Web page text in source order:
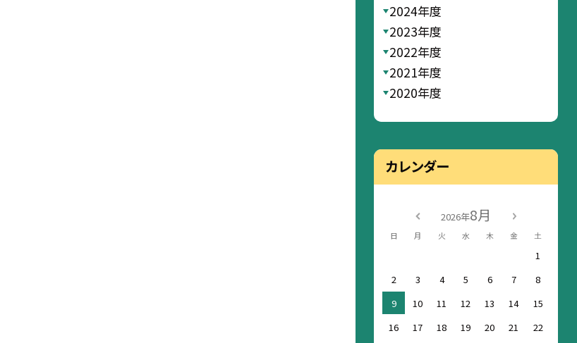
2024年度
2023年度
2022年度
2021年度
2020年度
カレンダー
2026年8月
日 月 火 水 木 金 土
1
2
3 4 5 6 7
8
9
10 11 12 13 14
15
16
17 18 19 20 21
22